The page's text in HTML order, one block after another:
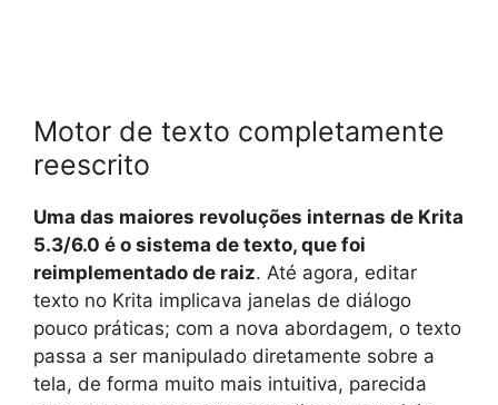
Motor de texto completamente
reescrito
Uma das maiores revoluções internas de Krita
5.3/6.0 é o sistema de texto, que foi
reimplementado de raiz. Até agora, editar
texto no Krita implicava janelas de diálogo
pouco práticas; com a nova abordagem, o texto
passa a ser manipulado diretamente sobre a
tela, de forma muito mais intuitiva, parecida